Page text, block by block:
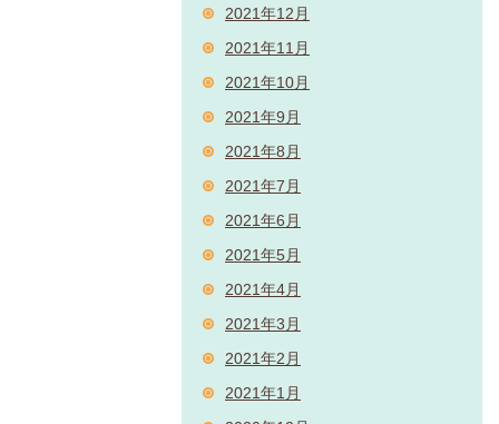
2021年12月
2021年11月
2021年10月
2021年9月
2021年8月
2021年7月
2021年6月
2021年5月
2021年4月
2021年3月
2021年2月
2021年1月